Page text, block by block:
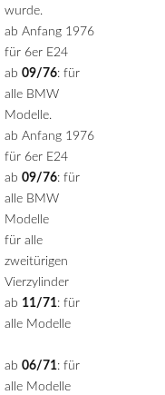
wurde.
ab Anfang 1976
für 6er E24
ab 09/76: für
alle BMW
Modelle.
ab Anfang 1976
für 6er E24
ab 09/76: für
alle BMW
Modelle
für alle
zweitürigen
Vierzylinder
ab 11/71: für
alle Modelle
ab 06/71: für
alle Modelle